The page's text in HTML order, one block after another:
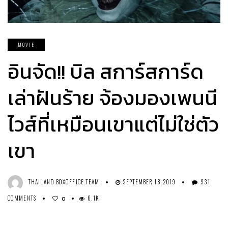
MOVIE
อินจัด!! บิล สการ์สการ์ด
เล่าฝันร้าย จ้องมองเพนนี
ไวส์ที่เหมือนเขาแต่ไม่ใช่ตัว
เขา
THAILAND BOXOFFICE TEAM SEPTEMBER 18, 2019
931
COMMENTS
0 6.1K